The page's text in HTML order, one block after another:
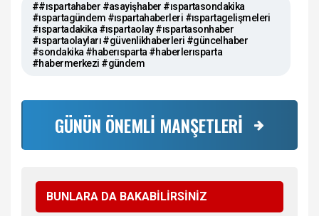
##ıspartahaber #asayişhaber #ıspartasondakika
#ıspartagündem #ıspartahaberleri #ıspartagelişmeleri
#ıspartadakika #ıspartaolay #ıspartasonhaber
#ıspartaolayları #güvenlikhaberleri #güncelhaber
#sondakika #haberısparta #haberlerısparta
#habermerkezi #gündem
GÜNÜN ÖNEMLİ MANŞETLERİ
BUNLARA DA BAKABİLİRSİNİZ